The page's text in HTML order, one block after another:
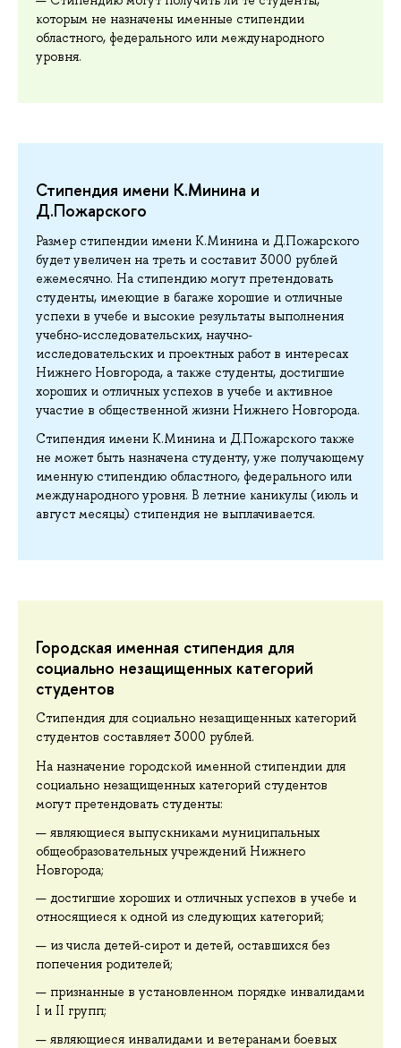
которым не назначены именные стипендии
областного, федерального или международного
уровня.
Стипендия имени К.Минина и
Д.Пожарского
Размер стипендии имени К.Минина и Д.Пожарского
будет увеличен на треть и составит 3000 рублей
ежемесячно. На стипендию могут претендовать
студенты, имеющие в багаже хорошие и отличные
успехи в учебе и высокие результаты выполнения
учебно-исследовательских, научно-
исследовательских и проектных работ в интересах
Нижнего Новгорода, а также студенты, достигшие
хороших и отличных успехов в учебе и активное
участие в общественной жизни Нижнего Новгорода.
Стипендия имени К.Минина и Д.Пожарского также
не может быть назначена студенту, уже получающему
именную стипендию областного, федерального или
международного уровня. В летние каникулы (июль и
август месяцы) стипендия не выплачивается.
Городская именная стипендия для
социально незащищенных категорий
студентов
Стипендия для социально незащищенных категорий
студентов составляет 3000 рублей.
На назначение городской именной стипендии для
социально незащищенных категорий студентов
могут претендовать студенты:
являющиеся выпускниками муниципальных
общеобразовательных учреждений Нижнего
Новгорода;
достигшие хороших и отличных успехов в учебе и
относящиеся к одной из следующих категорий;
из числа детей-сирот и детей, оставшихся без
попечения родителей;
признанные в установленном порядке инвалидами
I и II групп;
являющиеся инвалидами и ветеранами боевых